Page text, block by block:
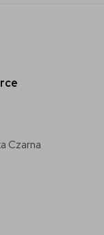
Czarna